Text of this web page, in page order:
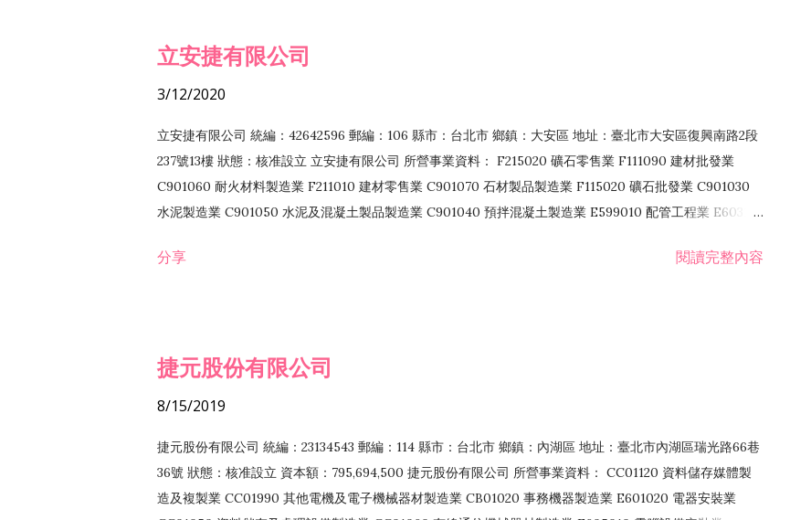
立安捷有限公司
3/12/2020
立安捷有限公司 統編：42642596 郵編：106 縣市：台北市 鄉鎮：大安區 地址：臺北市大安區復興南路2段
237號13樓 狀態：核准設立 立安捷有限公司 所營事業資料： F215020 礦石零售業 F111090 建材批發業
C901060 耐火材料製造業 F211010 建材零售業 C901070 石材製品製造業 F115020 礦石批發業 C901030
水泥製造業 C901050 水泥及混凝土製品製造業 C901040 預拌混凝土製造業 E599010 配管工程業 E603110
EZ99990 其他工程業 F102170 食品什貨批發業 F106020 日常用品批發業 F108031 醫療器材批發業
分享 閱讀完整內容
捷元股份有限公司
8/15/2019
捷元股份有限公司 統編：23134543 郵編：114 縣市：台北市 鄉鎮：內湖區 地址：臺北市內湖區瑞光路66巷
36號 狀態：核准設立 資本額：795,694,500 捷元股份有限公司 所營事業資料： CC01120 資料儲存媒體製
造及複製業 CC01990 其他電機及電子機械器材製造業 CB01020 事務機器製造業 E601020 電器安裝業